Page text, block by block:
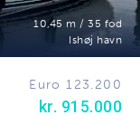
10,45 m / 35 fod
Ishøj havn
Euro 123.200
kr. 915.000